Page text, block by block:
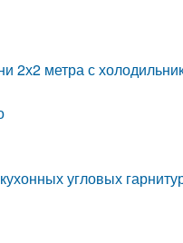
2х2 метра с
угловых